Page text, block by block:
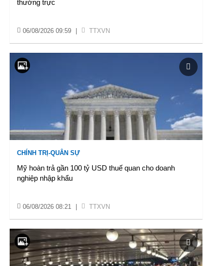
thường trực
06/08/2026 09:59 TTXVN
CHÍNH TRỊ-QUÂN SỰ
Mỹ hoàn trả gần 100 tỷ USD thuế quan cho doanh
nghiệp nhập khẩu
06/08/2026 08:21 TTXVN